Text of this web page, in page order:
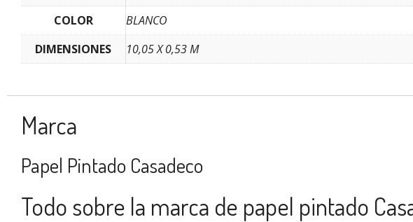
COLOR
BLANCO
DIMENSIONES
10,05 X 0,53 M
Marca
Papel Pintado Casadeco
Todo sobre la marca de papel pintado